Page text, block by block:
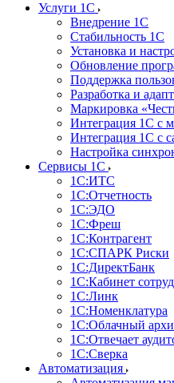
Услуги 1С
Внедрение 1С
Стабильность 1С
Установка и
Обновление
Поддержка
Разработка и
Маркировка
Интеграция 1С с
Интеграция 1С с
Настройка
Сервисы 1С
1С:ИТС
1С:Отчетность
1С:ЭДО
1С:Фреш
1С:Контрагент
1С:CПАРК Риски
1С:ДиректБанк
1С:Кабинет
1С:Линк
1С:Номенклатура
1С:Облачный
1С:Отвечает
1С:Сверка
Автоматизация